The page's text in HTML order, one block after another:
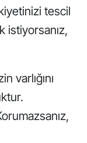
tescil
istiyorsanız,
varlığını